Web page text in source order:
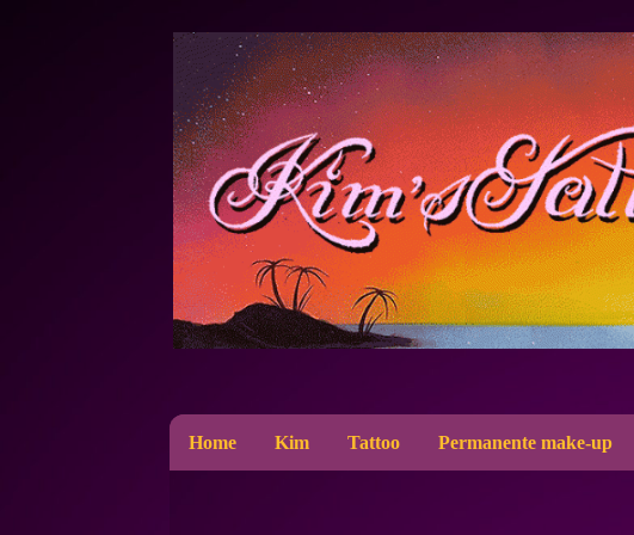
Home Kim Tattoo Permanente make-up